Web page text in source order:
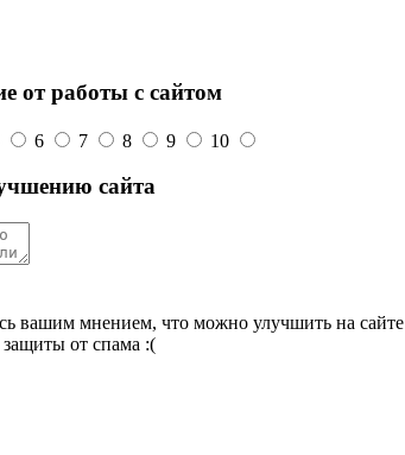
от работы с сайтом
6 7 8 9 10
сайта
вашим мнением, что можно улучшить на сайте
от спама :(